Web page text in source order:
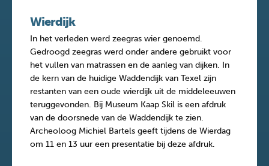
Wierdijk
In het verleden werd zeegras wier genoemd.
Gedroogd zeegras werd onder andere gebruikt voor
het vullen van matrassen en de aanleg van dijken. In
de kern van de huidige Waddendijk van Texel zijn
restanten van een oude wierdijk uit de middeleeuwen
teruggevonden. Bij Museum Kaap Skil is een afdruk
van de doorsnede van de Waddendijk te zien.
Archeoloog Michiel Bartels geeft tijdens de Wierdag
om 11 en 13 uur een presentatie bij deze afdruk.